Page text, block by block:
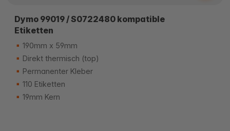
Dymo 99019 / S0722480 kompatible
Etiketten
190mm x 59mm
Direkt thermisch (top)
Permanenter Kleber
110 Etiketten
19mm Kern